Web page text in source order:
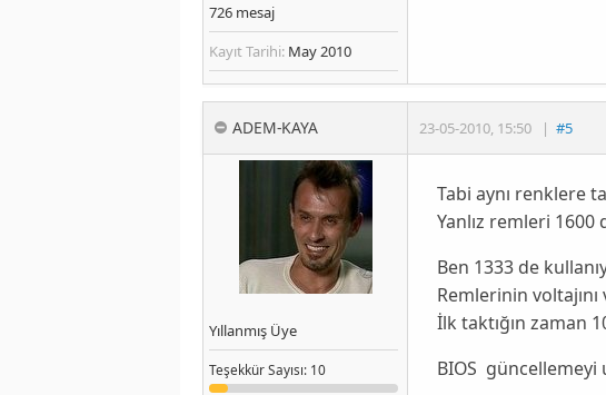
726 mesaj
Kayıt Tarihi: May 2010
ADEM-KAYA 23-05-2010, 15:50 | #5
Yıllanmış Üye
TeşekkürSayısı: 10
Tabi aynı renklere
Yanlız remleri 1600
Ben 1333 de
Remlerinin
İlk taktığın zaman
BIOS güncellemeyi